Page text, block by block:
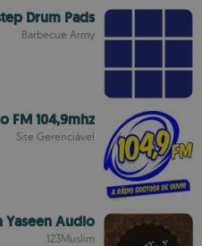
Drum Pads
Barbecue Army
FM 104,9mhz
Site Gerenciável
Yaseen Audio
123Muslim